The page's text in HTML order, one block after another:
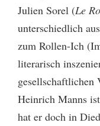
Julien Sorel (Le
unterschiedlich
zum Rollen-Ich
literarisch
gesellschaftlichen
Heinrich Manns
hat er doch in